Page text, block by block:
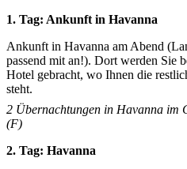
1. Tag: Ankunft in Havanna
Ankunft in Havanna am Abend
passend mit an!). Dort werden Sie
Hotel gebracht, wo Ihnen die
steht.
2 Übernachtungen in Havanna im
(F)
2. Tag: Havanna